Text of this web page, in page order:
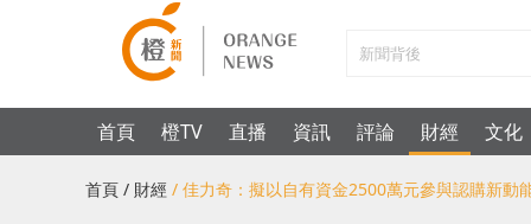
首頁 橙TV 直播 資訊 評論 財經 文化
首頁 / 財經 / 佳力奇：擬以自有資金2500萬元參與認購新動